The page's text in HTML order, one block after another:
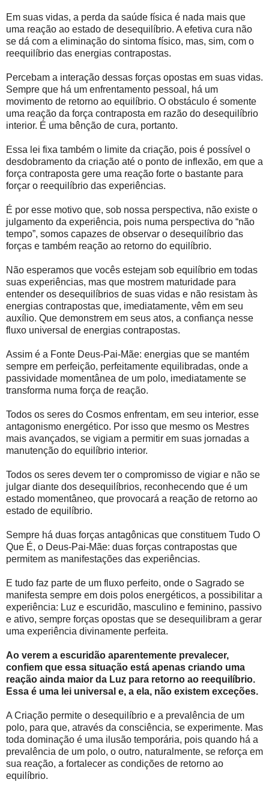
Em suas vidas, a perda da saúde física é nada mais que
uma reação ao estado de desequilíbrio. A efetiva cura não
se dá com a eliminação do sintoma físico, mas, sim, com o
reequilíbrio das energias contrapostas.
Percebam a interação dessas forças opostas em suas vidas.
Sempre que há um enfrentamento pessoal, há um
movimento de retorno ao equilíbrio. O obstáculo é somente
uma reação da força contraposta em razão do desequilíbrio
interior. É uma bênção de cura, portanto.
Essa lei fixa também o limite da criação, pois é possível o
desdobramento da criação até o ponto de inflexão, em que a
força contraposta gere uma reação forte o bastante para
forçar o reequilíbrio das experiências.
É por esse motivo que, sob nossa perspectiva, não existe o
julgamento da experiência, pois numa perspectiva do “não
tempo”, somos capazes de observar o desequilíbrio das
forças e também reação ao retorno do equilíbrio.
Não esperamos que vocês estejam sob equilíbrio em todas
suas experiências, mas que mostrem maturidade para
entender os desequilíbrios de suas vidas e não resistam às
energias contrapostas que, imediatamente, vêm em seu
auxílio. Que demonstrem em seus atos, a confiança nesse
fluxo universal de energias contrapostas.
Assim é a Fonte Deus-Pai-Mãe: energias que se mantém
sempre em perfeição, perfeitamente equilibradas, onde a
passividade momentânea de um polo, imediatamente se
transforma numa força de reação.
Todos os seres do Cosmos enfrentam, em seu interior, esse
antagonismo energético. Por isso que mesmo os Mestres
mais avançados, se vigiam a permitir em suas jornadas a
manutenção do equilíbrio interior.
Todos os seres devem ter o compromisso de vigiar e não se
julgar diante dos desequilíbrios, reconhecendo que é um
estado momentâneo, que provocará a reação de retorno ao
estado de equilíbrio.
Sempre há duas forças antagônicas que constituem Tudo O
Que É, o Deus-Pai-Mãe: duas forças contrapostas que
permitem as manifestações das experiências.
E tudo faz parte de um fluxo perfeito, onde o Sagrado se
manifesta sempre em dois polos energéticos, a possibilitar a
experiência: Luz e escuridão, masculino e feminino, passivo
e ativo, sempre forças opostas que se desequilibram a gerar
uma experiência divinamente perfeita.
Ao verem a escuridão aparentemente prevalecer,
confiem que essa situação está apenas criando uma
reação ainda maior da Luz para retorno ao reequilíbrio.
Essa é uma lei universal e, a ela, não existem exceções.
A Criação permite o desequilíbrio e a prevalência de um
polo, para que, através da consciência, se experimente. Mas
toda dominação é uma ilusão temporária, pois quando há a
prevalência de um polo, o outro, naturalmente, se reforça em
sua reação, a fortalecer as condições de retorno ao
equilíbrio.